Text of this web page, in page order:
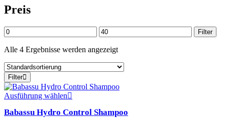
Preis
Min.
Preis
Max.
Preis
Filter
Alle 4 Ergebnisse werden angezeigt
Filter
Ausführung wählen
weist
Babassu Hydro Control Shampoo